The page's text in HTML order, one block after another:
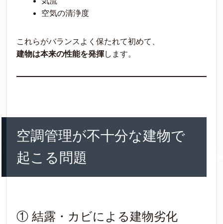
空気の清浄度
これらがバランスよく保たれて初めて、
建物は本来の性能を発揮します。
空調管理が不十分な建物で
起こる問題
① 結露・カビによる建物劣化